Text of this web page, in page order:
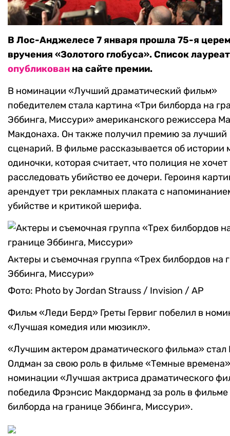
В Лос-Анджелесе 7 января прошла 75-я
вручения «Золотого глобуса». Список
опубликован на сайте премии.
В номинации «Лучший драматический фильм»
победителем стала картина «Три билборда на
Эббинга, Миссури» американского режиссера
Макдонаха. Он также получил премию за лучший
сценарий. В фильме рассказывается об истории
одиночки, которая считает, что полиция не хочет
расследовать убийство ее дочери. Героиня
арендует три рекламных плаката с
убийстве и критикой шерифа.
Актеры и съемочная группа «Трех билбордов на
Эббинга, Миссури»
Фото: Photo by Jordan Strauss / Invision / AP
Фильм «Леди Берд» Греты Гервиг побелил в
«Лучшая комедия или мюзикл».
«Лучшим актером драматического фильма» стал
Олдман за свою роль в фильме «Темные
номинации «Лучшая актриса драматического
победила Фрэнсис Макдорманд за роль в
билборда на границе Эббинга, Миссури».